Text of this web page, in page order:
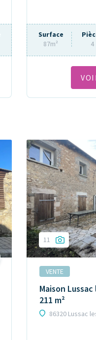
Surface
87m²
4
11
VENTE
Maison
211 m²
86320 Lussac